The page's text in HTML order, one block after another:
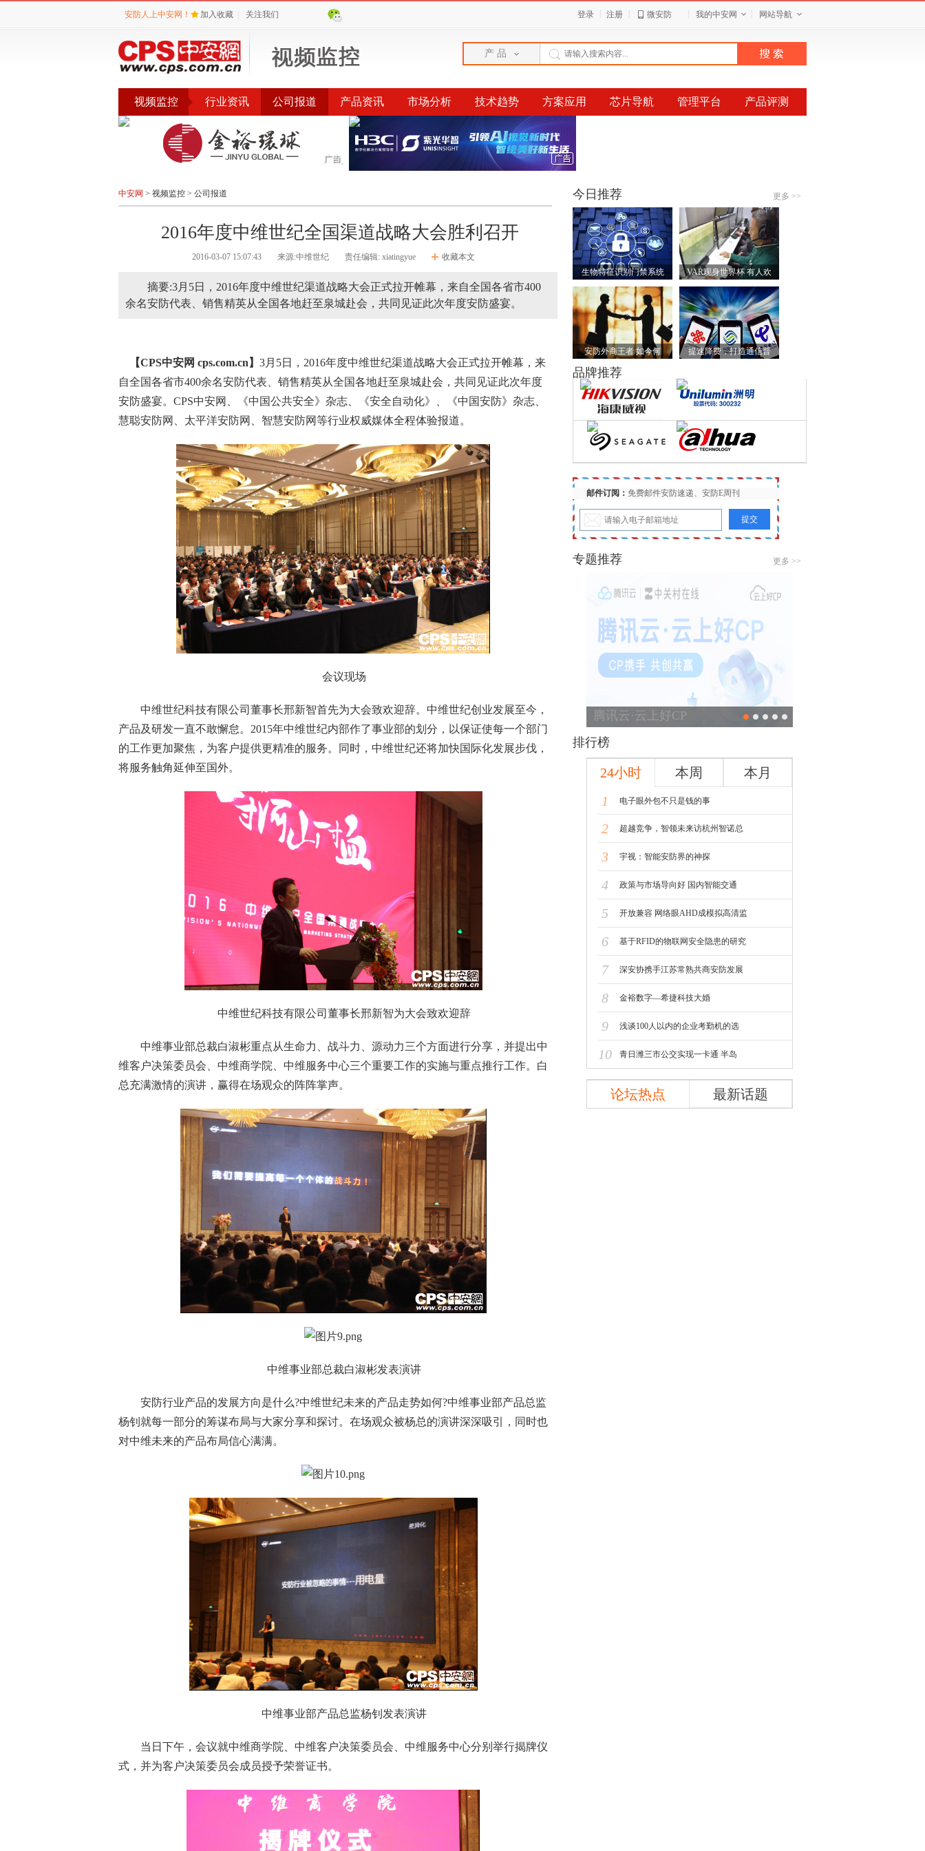
安防人上中安网！ 加入收藏 关注我们 登录 注册 微安防 我的中安网 网站导航
产 品
视频监控 行业资讯 公司报道 产品资讯 市场分析 技术趋势 方案应用 芯片导航 管理平台 产品评测
产品专题 品牌
中安网 > 视频监控 > 公司报道
2016年度中维世纪全国渠道战略大会胜利召开
2016-03-07 15:07:43 来源:中维世纪 责任编辑: xiatingyue 收藏本文
摘要:3月5日，2016年度中维世纪渠道战略大会正式拉开帷幕，来自全国各省市400
余名安防代表、销售精英从全国各地赶至泉城赴会，共同见证此次年度安防盛宴。
【CPS中安网 cps.com.cn】 3月5日，2016年度中维世纪渠道战略大会正式拉开帷幕，来
自全国各省市400余名安防代表、销售精英从全国各地赶至泉城赴会，共同见证此次年度
安防盛宴。CPS中安网、《中国公共安全》杂志、《安全自动化》、《中国安防》杂志、
慧聪安防网 、太平洋安防网、智慧安防网等行业权威媒体全程体验报道。
会议现场
中维世纪科技有限公司董事长邢新智首先为大会致欢迎辞。中维世纪创业发展至今，
产品及研发一直不敢懈怠。2015年中维世纪内部作了事业部的划分，以保证使每一个部门
的工作更加聚焦，为客户提供更精准的服务。同时，中维世纪还将加快国际化发展步伐，
将服务触角延伸至国外。
中维世纪科技有限公司董事长邢新智为大会致欢迎辞
中维事业部总裁白淑彬重点从生命力、战斗力、源动力三个方面进行分享，并提出中
维客户决策委员会、中维商学院、中维服务中心三个重要工作的实施与重点推行工作。白
总充满激情的演讲，赢得在场观众的阵阵掌声。
中维事业部总裁白淑彬发表演讲
安防行业产品的发展方向是什么?中维世纪未来的产品走势如何?中维事业部产品总监
杨钊就每一部分的筹谋布局与大家分享和探讨。在场观众被杨总的演讲深深吸引，同时也
对中维未来的产品布局信心满满。
中维事业部产品总监杨钊发表演讲
当日下午，会议就中维商学院、中维客户决策委员会、中维服务中心分别举行揭牌仪
式，并为客户决策委员会成员授予荣誉证书。
今日推荐 更多 >>
生物特征识别门禁系统 VAR现身世界杯 有人欢
安防外商王者 如今何 提速降费，打造通信普
品牌推荐
邮件订阅： 免费邮件安防速递、安防E周刊
专题推荐 更多 >>
腾讯云·云上好CP
排行榜
24小时 本周
本月
1
电子眼外包不只是钱的事
2 超越竞争，智领未来访杭州智诺总
3 宇视：智能安防界的神探
4 政策与市场导向好 国内智能交通
5 开放兼容 网络眼AHD成模拟高清监
6 基于RFID的物联网安全隐患的研究
7 深安协携手江苏常熟共商安防发展
8 金裕数字—希捷科技大婚
9 浅谈100人以内的企业考勤机的选
10 青日潍三市公交实现一卡通 半岛
论坛热点 最新话题